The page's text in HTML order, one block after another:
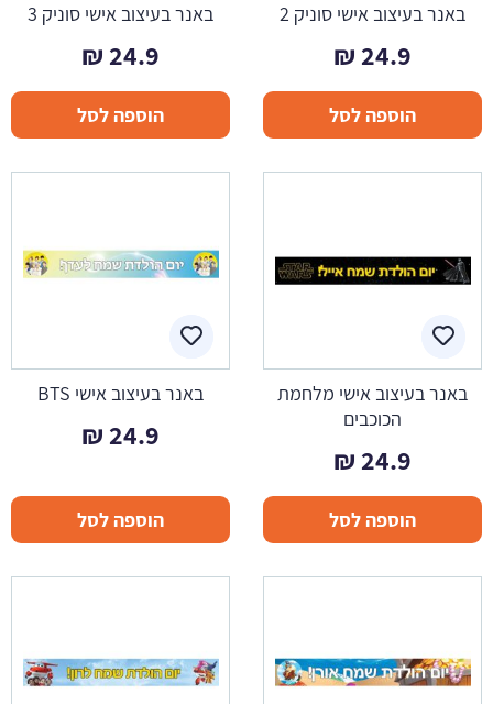
באנר בעיצוב אישי סוניק 2
24.9
₪
הוספה לסל
באנר בעיצוב אישי סוניק 3
24.9
₪
הוספה לסל
באנר בעיצוב אישי מלחמת
הכוכבים
24.9
₪
הוספה לסל
באנר בעיצוב אישי BTS
24.9
₪
הוספה לסל